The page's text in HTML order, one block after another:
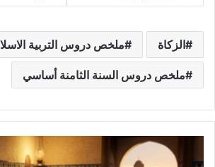
الزكاة ملخص دروس التربية الاسلامية 8
ملخص دروس السنة الثامنة أساسي